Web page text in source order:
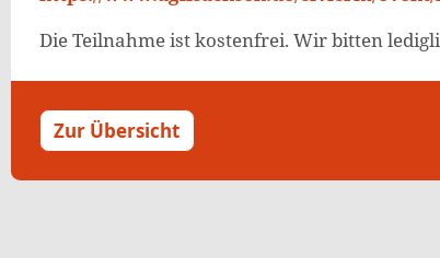
Die Teilnahme ist kostenfrei. Wir bitten
Zur Übersicht